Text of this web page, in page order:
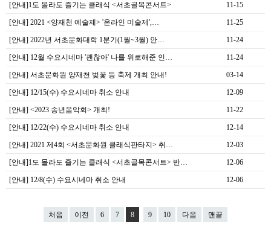
[안내]1도 몰라도 즐기는 클래식 <서초골목콘서트> 11-15
[안내] 2021 <양재천 예술제> '온라인 미술제',… 11-25
[안내] 2022년 서초문화대학 1분기(1월~3월) 안… 11-24
[안내] 12월 수요시네마 '괜찮아' 나를 위로해준 인… 11-24
[안내] 서초문화원 양재천 벚꽃 등 축제 개최 안내! 03-14
[안내] 12/15(수) 수요시네마 취소 안내 12-09
[안내] <2023 송년음악회> 개최! 11-22
[안내] 12/22(수) 수요시네마 취소 안내 12-14
[안내] 2021 제4회 <서초문화원 클래식판타지> 취… 12-03
[안내]1도 몰라도 즐기는 클래식 <서초골목콘서트> 반… 12-06
[안내] 12/8(수) 수요시네마 취소 안내 12-06
처음 이전 6 7 8 9 10 다음 맨끝